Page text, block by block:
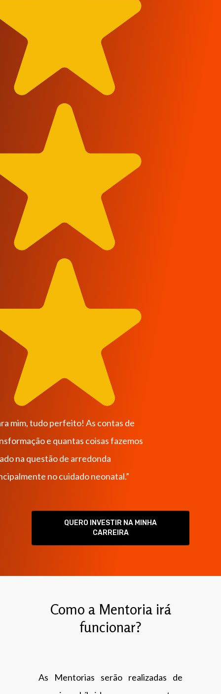
de
QUERO INVESTIR NA MINHA
CARREIRA
Como a Mentoria irá
funcionar?
As Mentorias serão realizadas de